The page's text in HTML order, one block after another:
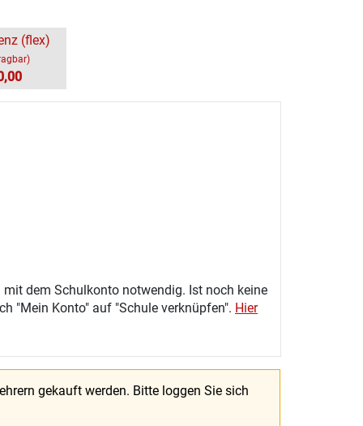
(flex)
dem Schulkonto notwendig. Ist noch keine
"Mein Konto" auf "Schule verknüpfen". Hier
gekauft werden. Bitte loggen Sie sich